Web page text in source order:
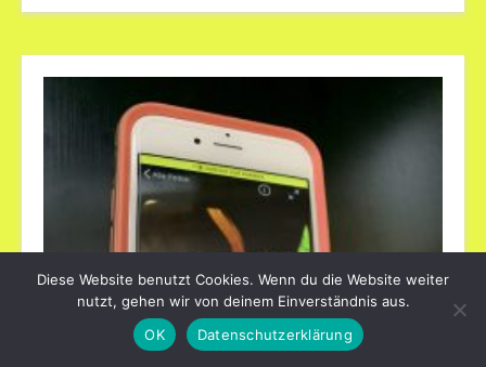
Diese Website benutzt Cookies. Wenn du die Website weiter
nutzt, gehen wir von deinem Einverständnis aus.
OK
Datenschutzerklärung